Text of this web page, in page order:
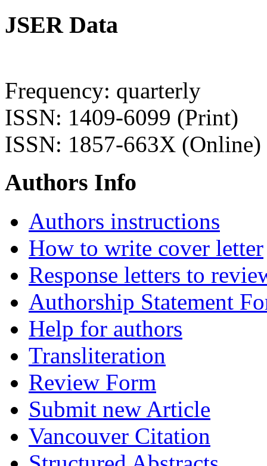
JSER Data
Frequency: quarterly
ISSN: 1409-6099 (Print)
ISSN: 1857-663X (Online)
Authors Info
Authors instructions
How to write cover letter
Response letters to
Authorship Statement
Help for authors
Transliteration
Review Form
Submit new Article
Vancouver Citation